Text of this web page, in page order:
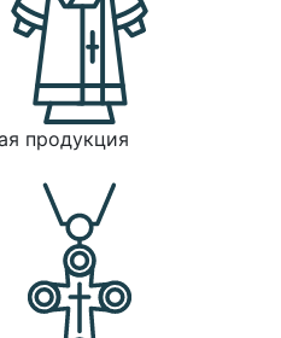
продукция